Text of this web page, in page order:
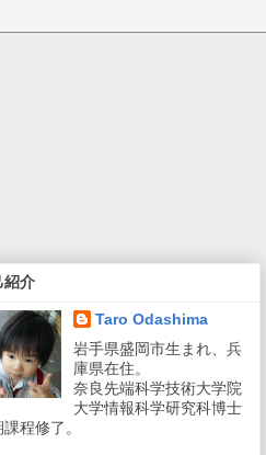
紹介
Taro Odashima
岩手県盛岡市生まれ、兵
庫県在住。
奈良先端科学技術大学院
大学情報科学研究科博士
程修了。